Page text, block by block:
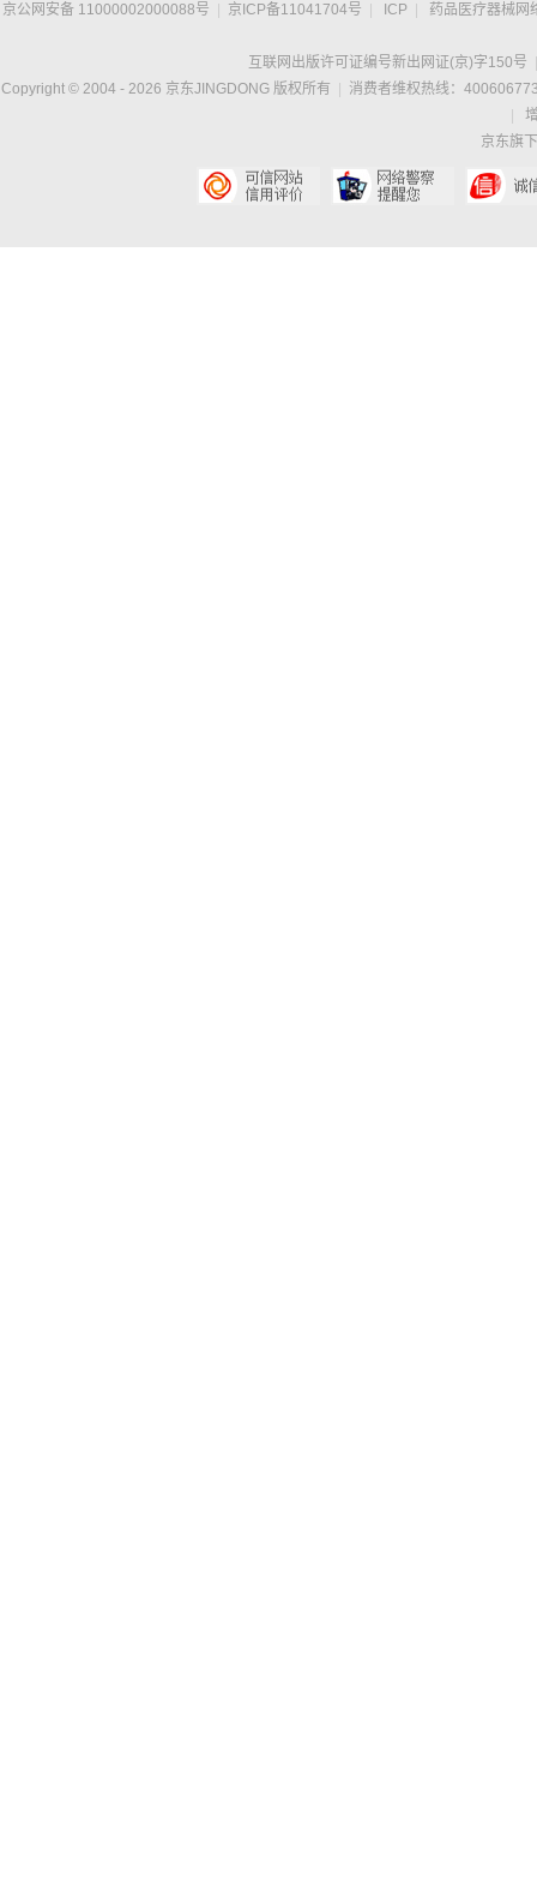
京公网安备 11000002000088号 京ICP备11041704号 ICP 药品医疗器械网
互联网出版许可证编号新出网证(京)字150号
Copyright © 2004 - 2026 京东JINGDONG 版权所有
消费者维权热线：
京东旗